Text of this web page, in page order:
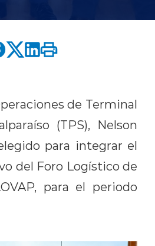
de Terminal
(TPS), Nelson
para integrar el
del Foro Logístico de
para el periodo